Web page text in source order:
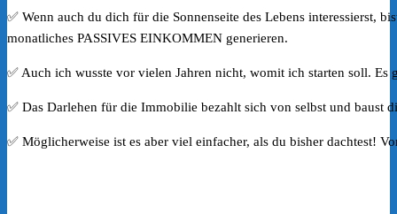
✅ Wenn auch du dich für die Sonnenseite des Lebens
monatliches PASSIVES EINKOMMEN generieren.
✅ Auch ich wusste vor vielen Jahren nicht, womit ich starten soll.
✅ Das Darlehen für die Immobilie bezahlt sich von selbst und baust
✅ Möglicherweise ist es aber viel einfacher, als du bisher dachtest!